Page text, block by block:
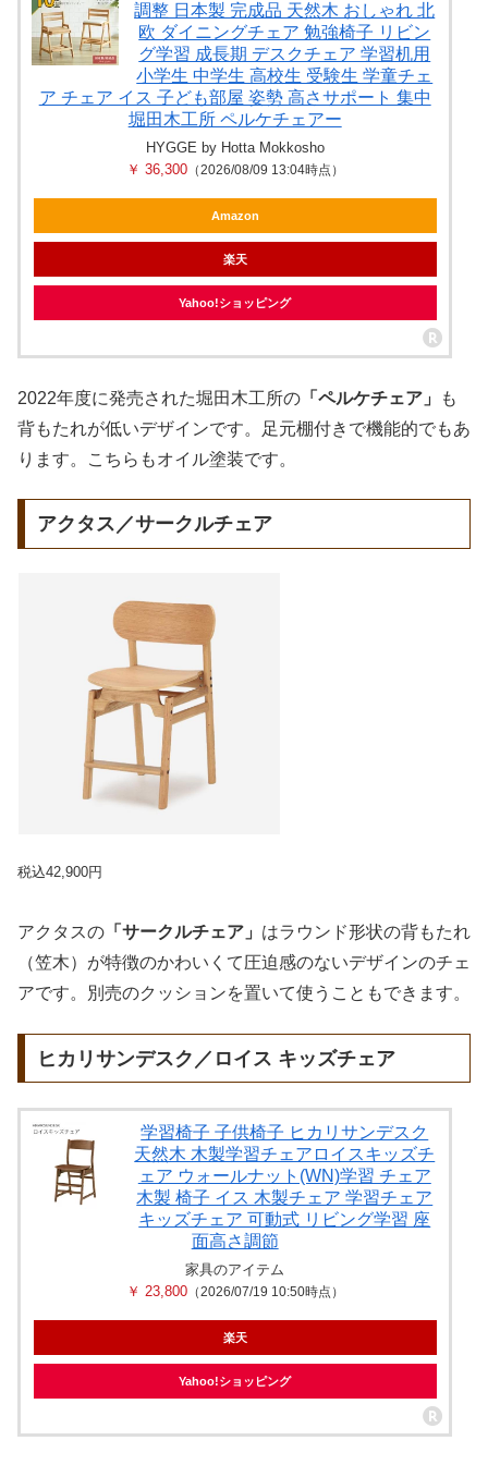
調整 日本製 完成品 天然木 おしゃれ 北
欧 ダイニングチェア 勉強椅子 リビン
グ学習 成長期 デスクチェア 学習机用
小学生 中学生 高校生 受験生 学童チェ
ア チェア イス 子ども部屋 姿勢 高さサポート 集中
堀田木工所 ペルケチェアー
HYGGE by Hotta Mokkosho
￥ 36,300（2026/08/09 13:04時点）
Amazon
楽天
Yahoo!ショッピング
2022年度に発売された堀田木工所の 「ペルケチェア」
も
背もたれが低いデザインです。足元棚付きで機能的でもあ
ります。こちらもオイル塗装です。
アクタス／サークルチェア
税込42,900円
アクタスの 「サークルチェア」 はラウンド形状の背もたれ
（笠木）が特徴のかわいくて圧迫感のないデザインのチェ
アです。別売のクッションを置いて使うこともできます。
ヒカリサンデスク／ロイス キッズチェア
学習椅子 子供椅子 ヒカリサンデスク
天然木 木製学習チェアロイスキッズチ
ェア ウォールナット(WN)学習 チェア
木製 椅子 イス 木製チェア 学習チェア
キッズチェア 可動式 リビング学習 座
面高さ調節
家具のアイテム
￥ 23,800（2026/07/19 10:50時点）
楽天
Yahoo!ショッピング